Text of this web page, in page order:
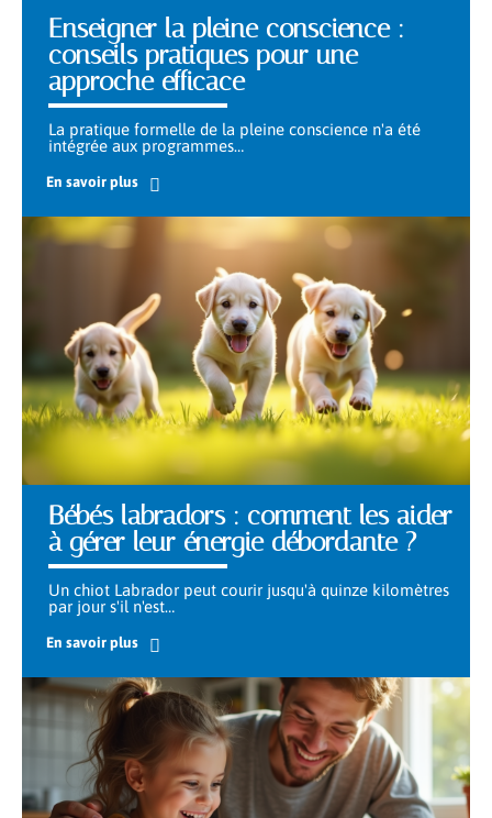
Enseigner la pleine conscience :
conseils pratiques pour une
approche efficace
La pratique formelle de la pleine conscience n'a été
intégrée aux programmes…
En savoir plus
Bébés labradors : comment les aider
à gérer leur énergie débordante ?
Un chiot Labrador peut courir jusqu'à quinze kilomètres
par jour s'il n'est…
En savoir plus